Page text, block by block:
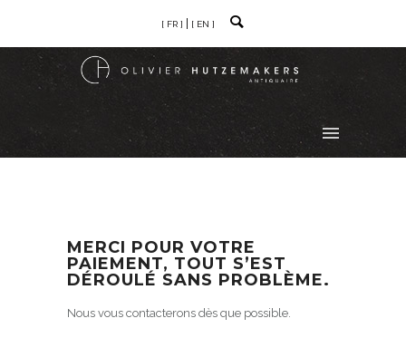
[ FR ] [ EN ]
MERCI POUR VOTRE
PAIEMENT, TOUT S’EST
DÉROULÉ SANS PROBLÈME.
Nous vous contacterons dès que possible.